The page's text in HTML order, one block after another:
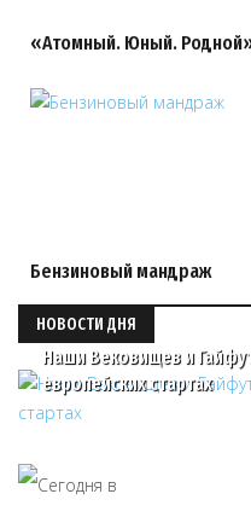
«Атомный. Юный.
Бензиновый мандраж
НОВОСТИ ДНЯ
Наши Вековищев и
европейских стартах